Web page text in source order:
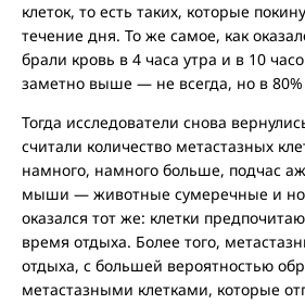
клеток, то есть таких, которые
течение дня. То же самое, как
брали кровь в 4 часа утра и в 10
заметно выше — не всегда, но в 80%
Тогда исследователи снова
считали количество метастазных
намного, намного больше, подчас
мыши — животные сумеречные и
оказался тот же: клетки
время отдыха. Более того,
отдыха, с большей вероятностью
метастазными клетками, которые